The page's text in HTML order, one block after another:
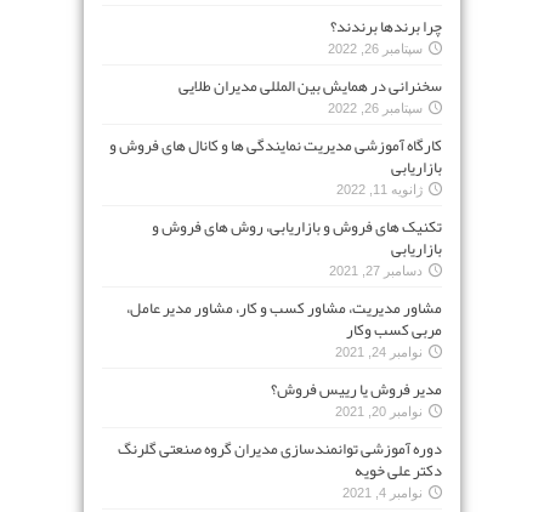
چرا برندها برندند؟
سپتامبر 26, 2022
سخنرانی در همایش بین المللی مدیران طلایی
سپتامبر 26, 2022
کارگاه آموزشی مدیریت نمایندگی ها و کانال های فروش و
بازاریابی
ژانویه 11, 2022
تکنیک های فروش و بازاریابی، روش های فروش و
بازاریابی
دسامبر 27, 2021
مشاور مدیریت، مشاور کسب و کار، مشاور مدیر عامل،
مربی کسب وکار
نوامبر 24, 2021
مدیر فروش یا رییس فروش؟
نوامبر 20, 2021
دوره آموزشی توانمندسازی مدیران گروه صنعتی گلرنگ
دکتر علی خویه
نوامبر 4, 2021